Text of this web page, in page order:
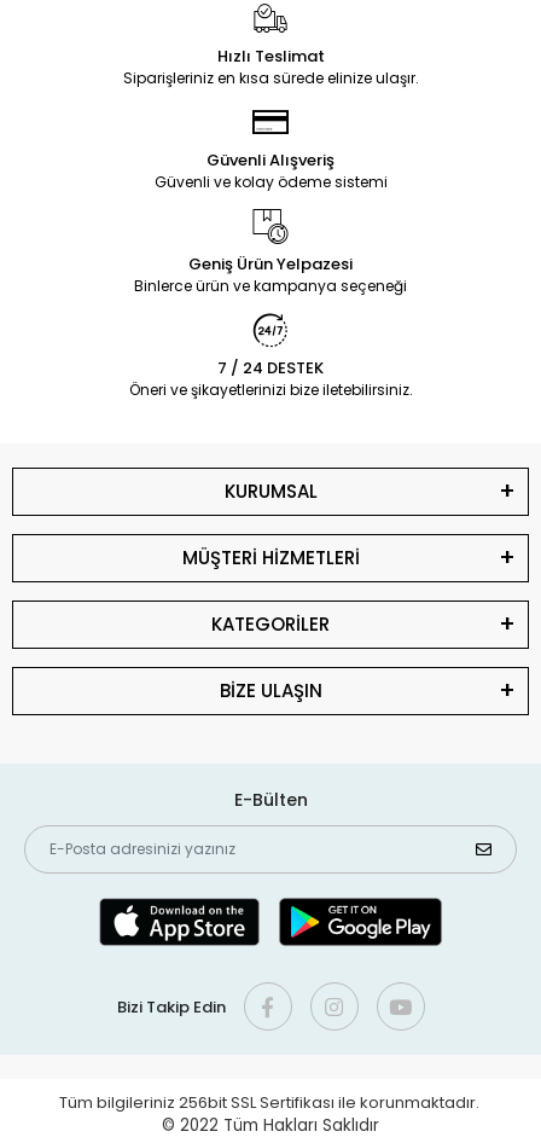
Hızlı Teslimat
Siparişleriniz en kısa sürede elinize ulaşır.
Güvenli Alışveriş
Güvenli ve kolay ödeme sistemi
Geniş Ürün Yelpazesi
Binlerce ürün ve kampanya seçeneği
7 / 24 DESTEK
Öneri ve şikayetlerinizi bize iletebilirsiniz.
KURUMSAL
MÜŞTERİ HİZMETLERİ
KATEGORİLER
BİZE ULAŞIN
E-Bülten
Bizi Takip Edin
Tüm bilgileriniz 256bit SSL Sertifikası ile korunmaktadır.
© 2022 Tüm Hakları Saklıdır